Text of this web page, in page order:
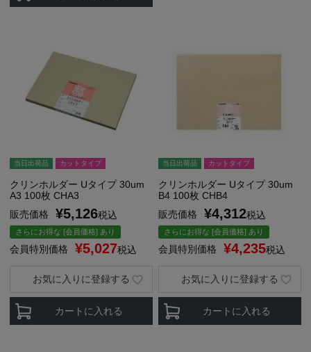
当日出荷品 カットタイプ
クリンホルダー Uタイプ 30um
A3 100枚 CHA3
販売価格
¥5,126税込
さらにお得な [会員価格] あり
会員特別価格 ¥5,027税込
カートに入れる
お気に入りに登録する
当日出荷品 カットタイプ
クリンホルダー Uタイプ 30um
B4 100枚 CHB4
販売価格
¥4,312税込
さらにお得な [会員価格] あり
会員特別価格 ¥4,235税込
カートに入れる
お気に入りに登録する